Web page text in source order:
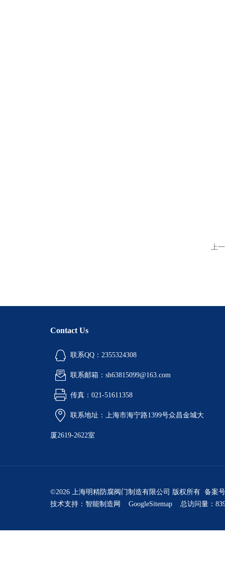
上
Contact Us
联系QQ：2355324308
联系邮箱：sh63815099@163.com
传真：021-51611358
联系地址：上海市海宁路1399号众昌金城大
厦2619-2622室
©2026 上海明精防腐阀门制造有限公司 版权所有 备案
技术支持： 智能制造网 GoogleSitemap 总访问量：